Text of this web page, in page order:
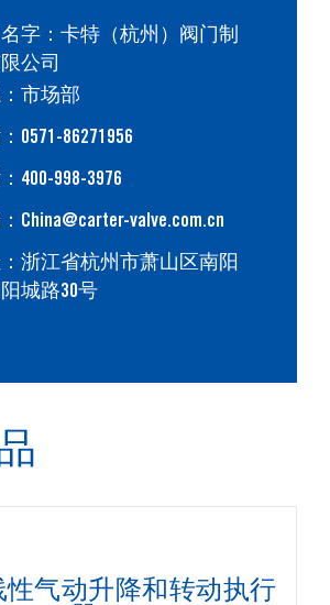
字：卡特（杭州）阀门制
公司
市场部
0571-86271956
400-998-3976
China@carter-valve.com.cn
浙江省杭州市萧山区南阳
城路30号
性气动升降和转动执行